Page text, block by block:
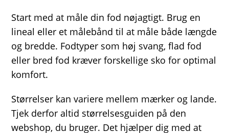
Start med at måle din fod nøjagtigt. Brug en
lineal eller et målebånd til at måle både længde
og bredde. Fodtyper som høj svang, flad fod
eller bred fod kræver forskellige sko for optimal
komfort.
Størrelser kan variere mellem mærker og lande.
Tjek derfor altid størrelsesguiden på den
webshop, du bruger. Det hjælper dig med at